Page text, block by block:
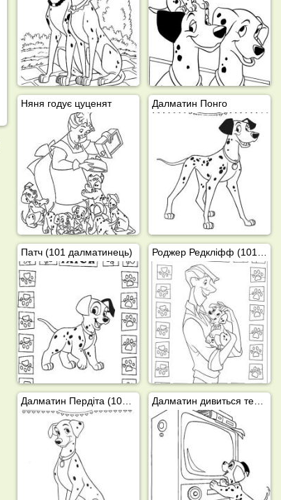
Няня годує цуценят Далматин Понго
Патч (101 далматинець)
Далматин Пердіта (101 далматинець) Далматин дивиться телевізор